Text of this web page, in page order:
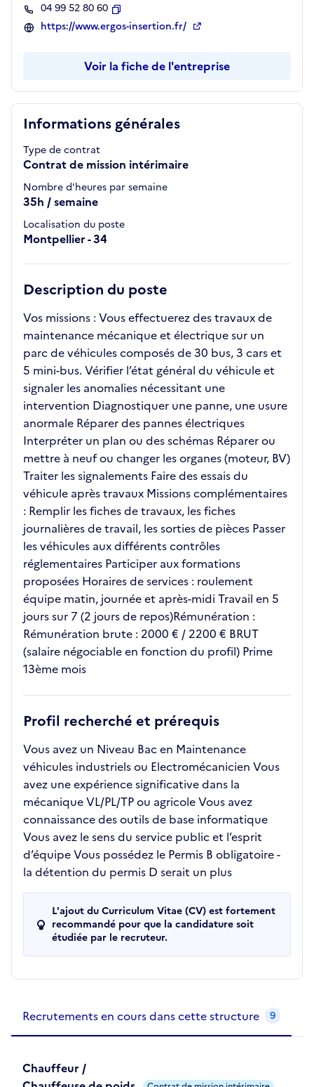
Informations générales
Type de contrat
Contrat de mission intérimaire
Nombre d'heures par semaine
35h / semaine
Localisation du poste
Montpellier - 34
Description du poste
Vos missions : Vous effectuerez des travaux de
maintenance mécanique et électrique sur un
parc de véhicules composés de 30 bus, 3 cars et
5 mini-bus. Vérifier l’état général du véhicule et
signaler les anomalies nécessitant une
intervention Diagnostiquer une panne, une usure
anormale Réparer des pannes électriques
Interpréter un plan ou des schémas Réparer ou
mettre à neuf ou changer les organes (moteur, BV)
Traiter les signalements Faire des essais du
véhicule après travaux Missions complémentaires
: Remplir les fiches de travaux, les fiches
journalières de travail, les sorties de pièces Passer
les véhicules aux différents contrôles
réglementaires Participer aux formations
proposées Horaires de services : roulement
équipe matin, journée et après-midi Travail en 5
jours sur 7 (2 jours de repos)Rémunération :
Rémunération brute : 2000 € / 2200 € BRUT
(salaire négociable en fonction du profil) Prime
13ème mois
Profil recherché et prérequis
Vous avez un Niveau Bac en Maintenance
véhicules industriels ou Electromécanicien Vous
avez une expérience significative dans la
mécanique VL/PL/TP ou agricole Vous avez
connaissance des outils de base informatique
Vous avez le sens du service public et l’esprit
d’équipe Vous possédez le Permis B obligatoire -
la détention du permis D serait un plus
L'ajout du Curriculum Vitae (CV) est fortement
recommandé pour que la candidature soit
étudiée par le recruteur.
04 99 52 80 60
Copier
https://www.ergos-insertion.fr/
Voir la fiche de l'entreprise
Recrutements en cours dans cette structure 9
Chauffeur /